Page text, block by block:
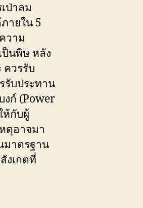
ป่าลม
ายใน 5
วาม
ป็นพิษ หลัง
ควรรับ
รับประทาน
งก์ (Power
ห้กับผู้
ตุอาจมา
มาตรฐาน
งเกตที่